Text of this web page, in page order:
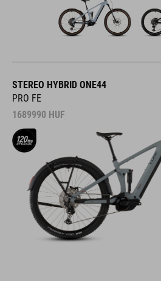
STEREO HYBRID ONE44
PRO FE
1689990 HUF